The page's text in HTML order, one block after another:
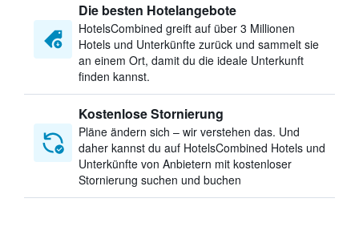
Die besten Hotelangebote
HotelsCombined greift auf über 3 Millionen
Hotels und Unterkünfte zurück und sammelt sie
an einem Ort, damit du die ideale Unterkunft
finden kannst.
Kostenlose Stornierung
Pläne ändern sich – wir verstehen das. Und
daher kannst du auf HotelsCombined Hotels und
Unterkünfte von Anbietern mit kostenloser
Stornierung suchen und buchen